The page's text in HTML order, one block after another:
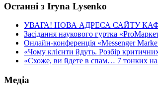
Останні з Iryna Lysenko
УВАГА! НОВА АДРЕСА САЙТУ
Засідання наукового гуртка
Онлайн-конференція «Messenger
«Чому клієнти йдуть. Розбір
«Схоже, ви йдете в спам… 7 тонких
Медіа